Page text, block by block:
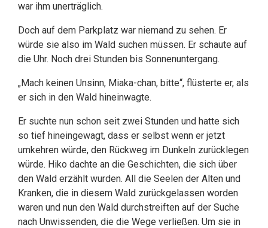
war ihm unerträglich.
Doch auf dem Parkplatz war niemand zu sehen. Er
würde sie also im Wald suchen müssen. Er schaute auf
die Uhr. Noch drei Stunden bis Sonnenuntergang.
„Mach keinen Unsinn, Miaka-chan, bitte“, flüsterte er, als
er sich in den Wald hineinwagte.
Er suchte nun schon seit zwei Stunden und hatte sich
so tief hineingewagt, dass er selbst wenn er jetzt
umkehren würde, den Rückweg im Dunkeln zurücklegen
würde. Hiko dachte an die Geschichten, die sich über
den Wald erzählt wurden. All die Seelen der Alten und
Kranken, die in diesem Wald zurückgelassen worden
waren und nun den Wald durchstreiften auf der Suche
nach Unwissenden, die die Wege verließen. Um sie in